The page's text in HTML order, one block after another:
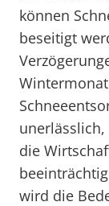
können
beseitigt
die
wird die